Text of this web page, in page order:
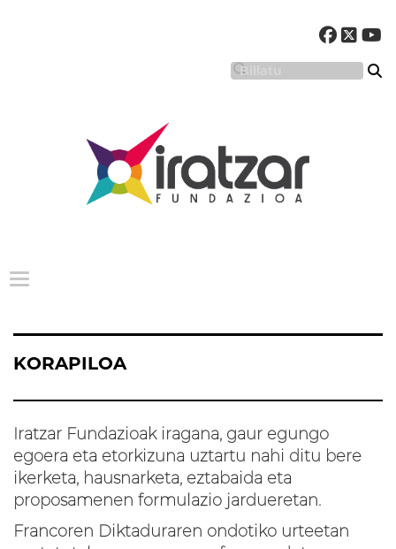
Menu nagusia
KORAPILOA
Iratzar Fundazioak iragana, gaur egungo
egoera eta etorkizuna uztartu nahi ditu bere
ikerketa, hausnarketa, eztabaida eta
proposamenen formulazio jardueretan.
Francoren Diktaduraren ondotiko urteetan